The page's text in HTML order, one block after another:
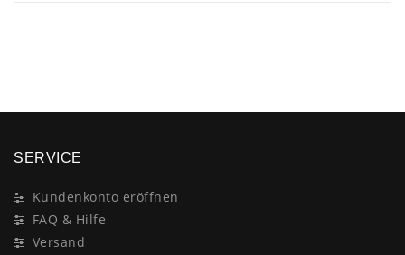
SERVICE
Kundenkonto eröffnen
FAQ & Hilfe
Versand